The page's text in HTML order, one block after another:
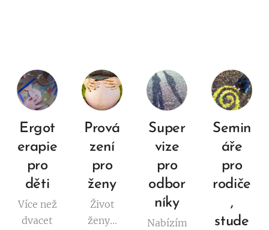
Ergot
erapie
pro
děti
Více než
dvacet
Prová
zení
pro
ženy
Život
ženy...
Super
vize
pro
odbor
níky
Nabízím
Semin
áře
pro
rodiče
,
stude